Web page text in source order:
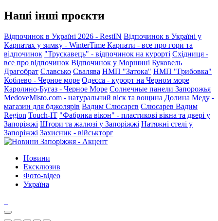
Наші інші проєкти
Відпочинок в Україні 2026 - RestIN Відпочинок в Україні у
Карпатах у зимку - WinterTime Карпати - все про гори та
відпочинок "Трускавець" - відпочинок на курорті Східниця -
все про відпочинок Відпочинок у Моршині Буковель
Драгобрат Славсько Свалява НМП "Затока" НМП "Грибовка"
Коблево - Черное море Одесса - курорт на Черном море
Каролино-Бугаз - Черное Море Солнечные панели Запорожья
MedoveMisto.com - натуральний віск та вощина Долина Меду -
магазин для бджолярів Вадим Слюсарєв Слюсарев Вадим
Region Touch-IT "Фабрика вікон" - пластикові вікна та двері у
Запоріжжі Штори та жалюзі у Запоріжжі Натяжні стелі у
Запоріжжі Захисник - військторг
Новини
Ексклюзив
Фото-відео
Україна